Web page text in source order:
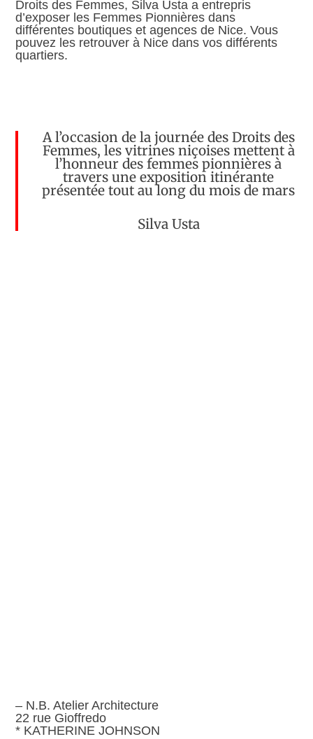
Droits des Femmes, Silva Usta a entrepris
d’exposer les Femmes Pionnières dans
différentes boutiques et agences de Nice. Vous
pouvez les retrouver à Nice dans vos différents
quartiers.
A l’occasion de la journée des Droits des
Femmes, les vitrines niçoises mettent à
l’honneur des femmes pionnières à
travers une exposition itinérante
présentée tout au long du mois de mars
Silva Usta
– N.B. Atelier Architecture
22 rue Gioffredo
* KATHERINE JOHNSON